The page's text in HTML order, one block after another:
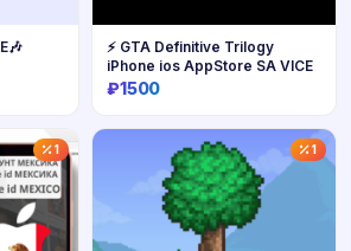
Купить
⚡️ GTA Definitive Trilogy
iPhone ios AppStore SA VICE
₽1500
1 1